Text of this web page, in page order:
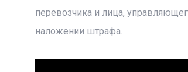
перевозчика и лица,
наложении штрафа.